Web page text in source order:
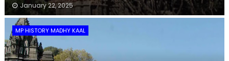
January 22, 2025
MP HISTORY MADHY KAAL